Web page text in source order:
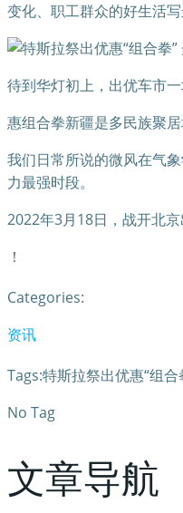
变化、职工群众的好生活写
待到华灯初上，出优车市
惠组合拳新疆是多民族聚
我们日常所说的微风在气
力最强时段。
2022年3月18日，战开北
！
Categories:
资讯
Tags:特斯拉祭出优惠“组
No Tag
文章导航